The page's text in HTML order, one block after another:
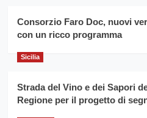
Franco
Caruso
Consorzio Faro Doc, nuovi
con un ricco programma
Sicilia
Strada del Vino e dei Sapori
Regione per il progetto di